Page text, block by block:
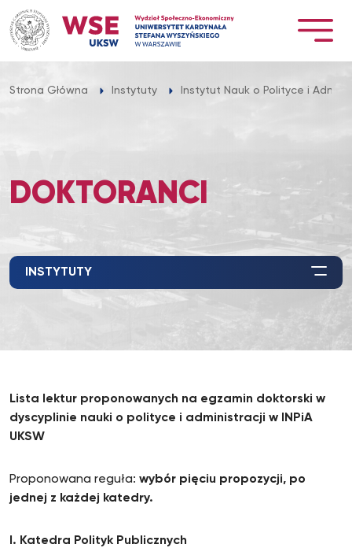
Przejdź
do
treści
Strona Główna Instytuty Instytut Nauk o Polityce i
DOKTORANCI
INSTYTUTY
Lista lektur proponowanych na egzamin doktorski w
dyscyplinie nauki o polityce i administracji w INPiA
UKSW
Proponowana reguła: wybór pięciu propozycji, po
jednej z każdej katedry.
I. Katedra Polityk Publicznych